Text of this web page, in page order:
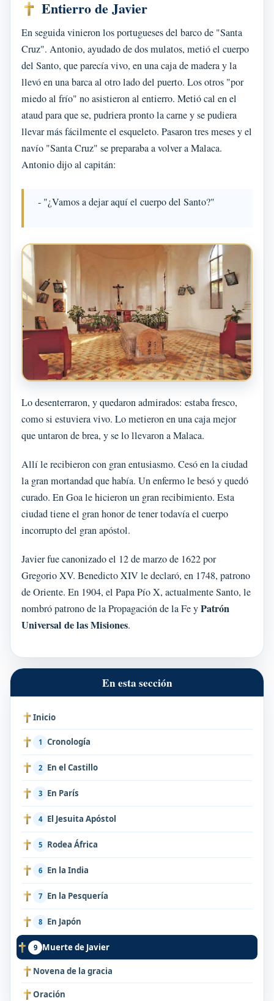
Entierro de Javier
En seguida vinieron los portugueses del barco de "Santa
Cruz". Antonio, ayudado de dos mulatos, metió el cuerpo
del Santo, que parecía vivo, en una caja de madera y la
llevó en una barca al otro lado del puerto. Los otros "por
miedo al frío" no asistieron al entierro. Metió cal en el
ataud para que se, pudriera pronto la carne y se pudiera
llevar más fácilmente el esqueleto. Pasaron tres meses y el
navío "Santa Cruz" se preparaba a volver a Malaca.
Antonio dijo al capitán:
- "¿Vamos a dejar aquí el cuerpo del Santo?"
Lo desenterraron, y quedaron admirados: estaba fresco,
como si estuviera vivo. Lo metieron en una caja mejor
que untaron de brea, y se lo llevaron a Malaca.
Allí le recibieron con gran entusiasmo. Cesó en la ciudad
la gran mortandad que había. Un enfermo le besó y quedó
curado. En Goa le hicieron un gran recibimiento. Esta
ciudad tiene el gran honor de tener todavía el cuerpo
incorrupto del gran apóstol.
Javier fue canonizado el 12 de marzo de 1622 por
Gregorio XV. Benedicto XIV le declaró, en 1748, patrono
de Oriente. En 1904, el Papa Pío X, actualmente Santo, le
nombró patrono de la Propagación de la Fe yPatrón
Universal de las Misiones.
En esta sección
Inicio
1 Cronología
2 En el Castillo
3 En París
4 El Jesuita Apóstol
5 Rodea África
6 En la India
7 En la Pesquería
8 En Japón
9 Muerte de Javier
Novena de la gracia
Oración